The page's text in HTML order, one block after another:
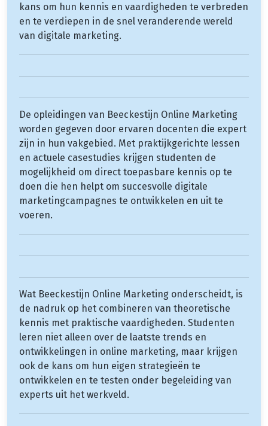
kans om hun kennis en vaardigheden te verbreden
en te verdiepen in de snel veranderende wereld
van digitale marketing.
De opleidingen van Beeckestijn Online Marketing
worden gegeven door ervaren docenten die expert
zijn in hun vakgebied. Met praktijkgerichte lessen
en actuele casestudies krijgen studenten de
mogelijkheid om direct toepasbare kennis op te
doen die hen helpt om succesvolle digitale
marketingcampagnes te ontwikkelen en uit te
voeren.
Wat Beeckestijn Online Marketing onderscheidt, is
de nadruk op het combineren van theoretische
kennis met praktische vaardigheden. Studenten
leren niet alleen over de laatste trends en
ontwikkelingen in online marketing, maar krijgen
ook de kans om hun eigen strategieën te
ontwikkelen en te testen onder begeleiding van
experts uit het werkveld.